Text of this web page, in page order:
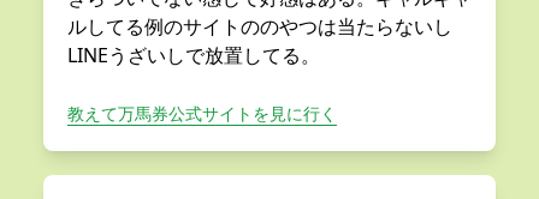
ルしてる例のサイトののやつは当たらないし
LINEうざいしで放置してる。
教えて万馬券公式サイトを見に行く